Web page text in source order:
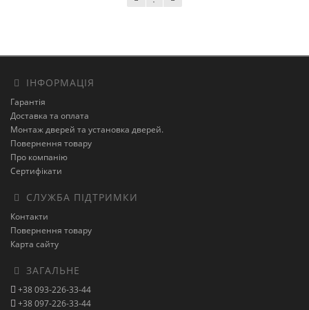
ІНФОРМАЦІЯ
Гарантія
Доставка та оплата
Монтаж дверей та установка дверей.
Повернення товару
Про компанію
Сертифікати
СЛУЖБА ПІДТРИМКИ
Контакти
Повернення товару
Карта сайту
ЗАГАЛЬНЕ
+38 093-226-33-44
+38 097-226-33-44